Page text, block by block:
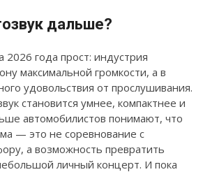
дальше?
2026 года прост: индустрия
максимальной громкости, а в
удовольствия от прослушивания.
становится умнее, компактнее и
автомобилистов понимают, что
— это не соревнование с
а возможность превратить
личный концерт. И пока